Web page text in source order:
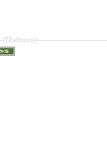
(Подпись)